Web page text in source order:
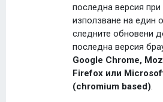
последна версия при
използване на един
следните обновени
последна версия
Google Chrome,
Firefox или
(chromium based).